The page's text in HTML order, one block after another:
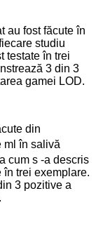
au fost făcute în
studiu
testate în trei
3 din 3
gamei LOD.
din
ml în salivă
cum s -a descris
în trei exemplare.
3 pozitive a